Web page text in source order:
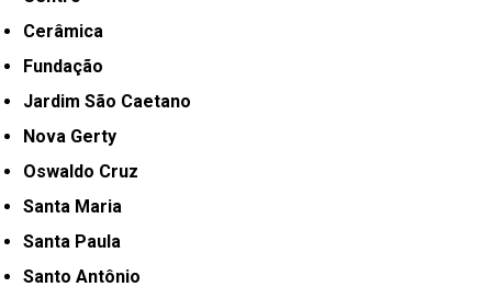
Cerâmica
Fundação
Jardim São Caetano
Nova Gerty
Oswaldo Cruz
Santa Maria
Santa Paula
Santo Antônio